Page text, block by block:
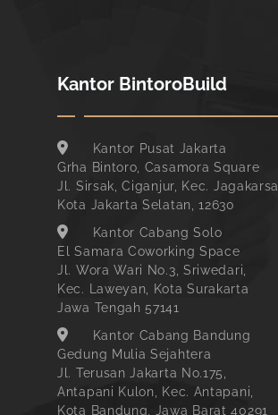
Kantor BintoroBuild
Kantor Pusat Jakarta
Grha Bintoro, Casamora Square
Jl. Sirsak, Ciganjur, Kec. Jagakarsa,
Kota Jakarta Selatan, 12630
Kantor Cabang Solo
El Samara Coworking Space
Jl. Wora Wari No.3, Sriwedari,
Kec. Laweyan, Kota Surakarta
Jawa Tengah 57141
Kantor Cabang Bandung
Gedung Mulia Sejahtera
Jl. Terusan Jakarta No.175,
Antapani Kulon, Kec. Antapani,
Kota Bandung, Jawa Barat 40291